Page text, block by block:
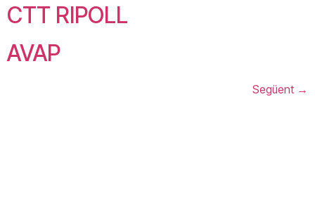
CTT RIPOLL
AVAP
Següent →